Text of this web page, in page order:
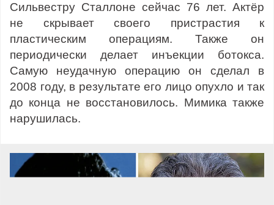
Сильвестру Сталлоне сейчас 76 лет. Актёр
не скрывает своего пристрастия к
пластическим операциям. Также он
периодически делает инъекции ботокса.
Самую неудачную операцию он сделал в
2008 году, в результате его лицо опухло и так
до конца не восстановилось. Мимика также
нарушилась.